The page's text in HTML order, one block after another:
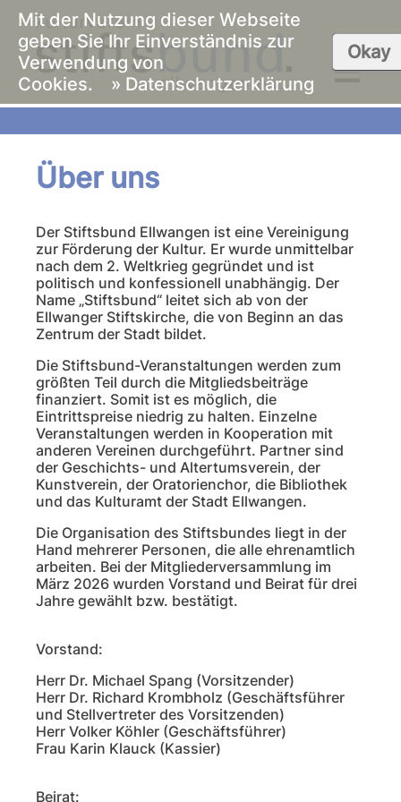
Über uns
Der Stiftsbund Ellwangen ist eine Vereinigung
zur Förderung der Kultur. Er wurde unmittelbar
nach dem 2. Weltkrieg gegründet und ist
politisch und konfessionell unabhängig. Der
Name „Stiftsbund“ leitet sich ab von der
Ellwanger Stiftskirche, die von Beginn an das
Zentrum der Stadt bildet.
Die Stiftsbund-Veranstaltungen werden zum
größten Teil durch die Mitgliedsbeiträge
finanziert. Somit ist es möglich, die
Eintrittspreise niedrig zu halten. Einzelne
Veranstaltungen werden in Kooperation mit
anderen Vereinen durchgeführt. Partner sind
der Geschichts- und Altertumsverein, der
Kunstverein, der Oratorienchor, die Bibliothek
und das Kulturamt der Stadt Ellwangen.
Die Organisation des Stiftsbundes liegt in der
Hand mehrerer Personen, die alle ehrenamtlich
arbeiten. Bei der Mitgliederversammlung im
März 2026 wurden Vorstand und Beirat für drei
Jahre gewählt bzw. bestätigt.
Vorstand:
Herr Dr. Michael Spang (Vorsitzender)
Herr Dr. Richard Krombholz (Geschäftsführer
und Stellvertreter des Vorsitzenden)
Herr Volker Köhler (Geschäftsführer)
Frau Karin Klauck (Kassier)
Beirat:
Mit der Nutzung dieser Webseite
geben Sie Ihr Einverständnis zur
Verwendung von
Cookies.
» Datenschutzerklärung
Okay